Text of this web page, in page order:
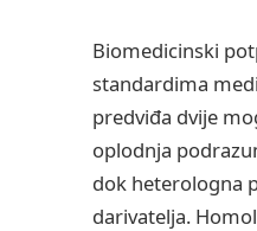
Biomedicinski
standardima
predviđa dvije
oplodnja
dok heterologna
darivatelja.